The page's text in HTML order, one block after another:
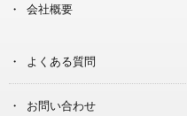
会社概要
よくある質問
お問い合わせ